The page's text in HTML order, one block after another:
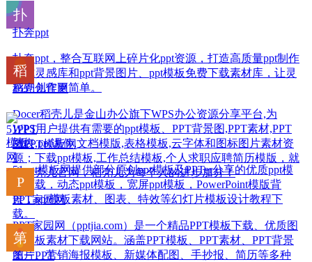
扑奔ppt
扑奔ppt，整合互联网上碎片化ppt资源，打造高质量ppt制作
版式灵感库和ppt背景图片、ppt模板免费下载素材库，让灵
感到创作更简单。
稻壳儿官网
Docer稻壳儿是金山办公旗下WPS办公资源分享平台,为
WPS用户提供有需要的ppt模板、PPT背景图,PPT素材,PPT
图表,ppt课件,文档模版,表格模板,云字体和图标图片素材资
源；下载ppt模板,工作总结模板,个人求职应聘简历模版，就
来稻壳儿官网，稻壳儿为每个人的进步加分！
51PPT模板网
51ppt模板网提供部分原创ppt模板及PPTer分享的优质ppt模
板下载，动态ppt模板，宽屏ppt模板，PowerPoint模版背
景，ppt模板素材、图表、特效等幻灯片模板设计教程下
载。
PPT家园网
PPT家园网（pptjia.com）是一个精品PPT模板下载、优质图
片模板素材下载网站。涵盖PPT模板、PPT素材、PPT背景
图片、营销海报模板、新媒体配图、手抄报、简历等多种
第一PPT